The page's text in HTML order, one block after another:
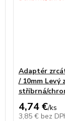
Adaptér
/ 10mm Levý
stříbrná/
4,74 €/ks
3,85 € bez